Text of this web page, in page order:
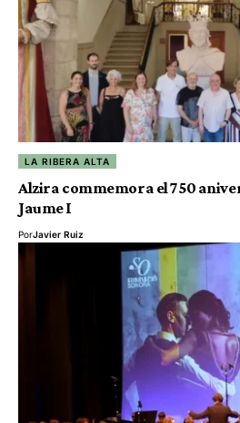
LA RIBERA ALTA
Alzira commemora el 750
Jaume I
PorJavier Ruiz